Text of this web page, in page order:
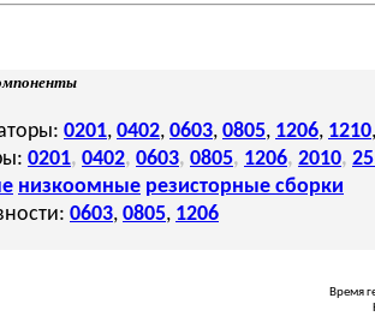
0201, 0402, 0603, 0805, 1206, 1210,
0201, 0402, 0603, 0805, 1206, 2010,
низкоомные резисторные сборки
0603, 0805, 1206
Время